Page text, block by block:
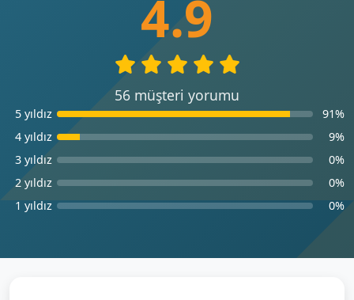
4.9
56 müşteri yorumu
5 yıldız
91%
4 yıldız
9%
3 yıldız
0%
2 yıldız
0%
1 yıldız
0%